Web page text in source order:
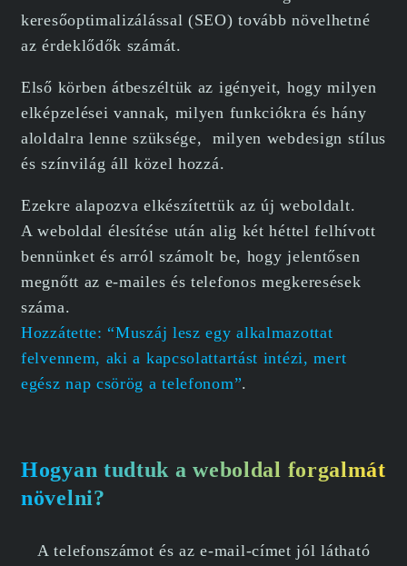
keresőoptimalizálással (SEO) tovább növelhetné
az érdeklődők számát.
Első körben átbeszéltük az igényeit, hogy milyen
elképzelései vannak, milyen funkciókra és hány
aloldalra lenne szüksége, milyen webdesign stílus
és színvilág áll közel hozzá.
Ezekre alapozva elkészítettük az új weboldalt.
A weboldal élesítése után alig két héttel felhívott
bennünket és arról számolt be, hogy jelentősen
megnőtt az e-mailes és telefonos megkeresések
száma.
Hozzátette: “Muszáj lesz egy alkalmazottat
felvennem, aki a kapcsolattartást intézi, mert
egész nap csörög a telefonom”.
Hogyan tudtuk a weboldal forgalmát
növelni?
A telefonszámot és az e-mail-címet jól látható